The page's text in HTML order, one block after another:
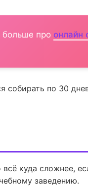
больше про онлайн
собирать по 30
куда сложнее,
заведению.
online